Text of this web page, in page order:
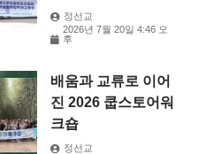
정선교
2026년 7월 20일 4:46 오
후
배움과 교류로 이어
진 2026 쿱스토어워
크숍
정선교